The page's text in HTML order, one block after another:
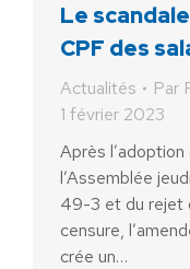
Le
CPF des
Actualités Par
1 février 2023
Après
l’Assemblée
49-3 et du rejet
censure,
crée un…